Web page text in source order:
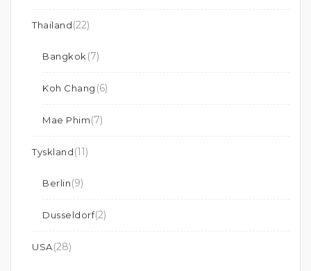
Thailand(22)
Bangkok (7)
Koh Chang (6)
Mae Phim(7)
Tyskland(11)
Berlin(9)
Dusseldorf(2)
USA(28)